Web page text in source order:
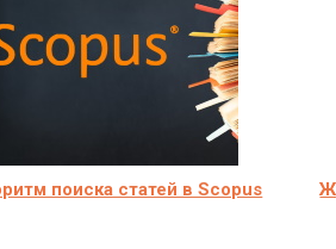
поиска статей в Scopus